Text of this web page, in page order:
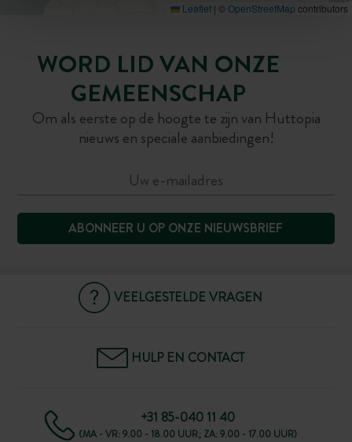
Leaflet | ©OpenStreetMap contributors
WORD LID VAN ONZE
GEMEENSCHAP
Om als eerste op de hoogte te zijn van Huttopia
nieuws en speciale aanbiedingen!
ABONNEER U OP ONZE NIEUWSBRIEF
VEELGESTELDE VRAGEN
HULP EN CONTACT
+31 85-040 11 40
(MA - VR: 9.00 - 18.00 UUR; ZA: 9.00 - 17.00 UUR)